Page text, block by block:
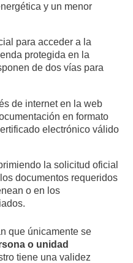
y un menor
para acceder a la
protegida en la
de dos vías para
de internet en la web
en formato
electrónico válido
la solicitud oficial
documentos requeridos
o en los
que únicamente se
o unidad
tiene una validez